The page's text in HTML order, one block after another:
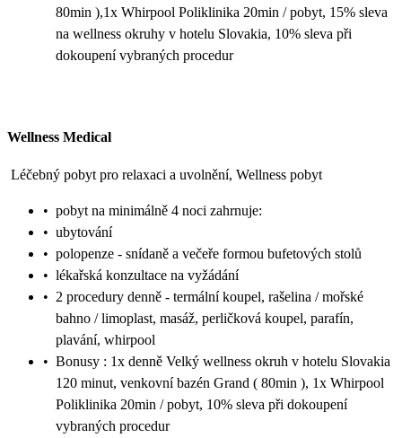
80min ),1x Whirpool Poliklinika 20min / pobyt, 15% sleva
na wellness okruhy v hotelu Slovakia, 10% sleva při
dokoupení vybraných procedur
Wellness Medical
Léčebný pobyt pro relaxaci a uvolnění, Wellness pobyt
• pobyt na minimálně 4 noci zahrnuje:
• ubytování
• polopenze - snídaně a večeře formou bufetových stolů
• lékařská konzultace na vyžádání
• 2 procedury denně - termální koupel, rašelina / mořské
bahno / limoplast, masáž, perličková koupel, parafín,
plavání, whirpool
• Bonusy : 1x denně Velký wellness okruh v hotelu Slovakia
120 minut, venkovní bazén Grand ( 80min ), 1x Whirpool
Poliklinika 20min / pobyt, 10% sleva při dokoupení
vybraných procedur